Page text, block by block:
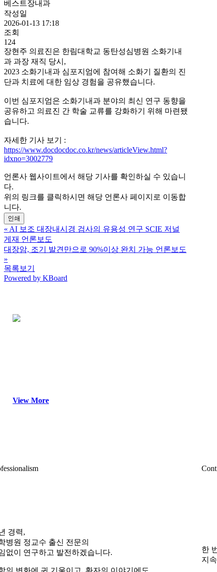
베스트장내과
작성일
2026-01-13 17:18
조회
124
장현주 의료진은 한림대학교 동탄성심병원 소화기내
과 과장 재직 당시,
2023 소화기내과 심포지엄에 참여해 소화기 질환의 진
단과 치료에 대한 임상 경험을 공유했습니다.
이번 심포지엄은 소화기내과 분야의 최신 연구 동향을
공유하고 의료진 간 학술 교류를 강화하기 위해 마련됐
습니다.
자세한 기사 보기 :
https://www.docdocdoc.co.kr/news/articleView.html?
idxno=3002779
언론사 웹사이트에서 해당 기사를 확인하실 수 있습니
다.
위의 링크를 클릭하시면 해당 언론사 페이지로 이동합
니다.
인쇄
« AI 보조 대장내시경 검사의 유용성 연구 SCIE 저널
게재 언론보도
대장암, 조기 발견만으로 90%이상 완치 가능 언론보도
»
목록보기
Powered by KBoard
View More
한 번의 진료가 아닌,